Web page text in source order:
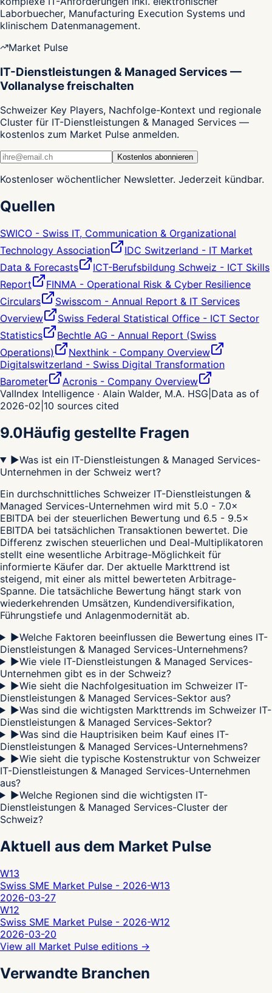
Laborbuecher, Manufacturing Execution Systems und
klinischem Datenmanagement.
Market Pulse
IT-Dienstleistungen & Managed Services —
Vollanalyse freischalten
Schweizer Key Players, Nachfolge-Kontext und regionale
Cluster für IT-Dienstleistungen & Managed Services —
kostenlos zum Market Pulse anmelden.
Kostenlos abonnieren
Kostenloser wöchentlicher Newsletter. Jederzeit kündbar.
Quellen
SWICO - Swiss IT, Communication & Organizational
Technology Association
IDC Switzerland - IT Market
Data & Forecasts
ICT-Berufsbildung Schweiz - ICT Skills
Report
FINMA - Operational Risk & Cyber Resilience
Circulars
Swisscom - Annual Report & IT Services
Overview
Swiss Federal Statistical Office - ICT Sector
Statistics
Bechtle AG - Annual Report (Swiss
Operations)
Nexthink - Company Overview
Digitalswitzerland - Swiss Digital Transformation
Barometer
Acronis - Company Overview
ValIndex Intelligence · Alain Walder, M.A. HSG Data as of
2026-02 10 sources cited
9.0Häufig gestellte Fragen
▶Was ist ein IT-Dienstleistungen & Managed Services-
Unternehmen in der Schweiz wert?
Ein durchschnittliches Schweizer IT-Dienstleistungen &
Managed Services-Unternehmen wird mit 5.0 - 7.0×
EBITDA bei der steuerlichen Bewertung und 6.5 - 9.5×
EBITDA bei tatsächlichen Transaktionen bewertet. Die
Differenz zwischen steuerlichen und Deal-Multiplikatoren
stellt eine wesentliche Arbitrage-Möglichkeit für
informierte Käufer dar. Der aktuelle Markttrend ist
steigend, mit einer als mittel bewerteten Arbitrage-
Spanne. Die tatsächliche Bewertung hängt stark von
wiederkehrenden Umsätzen, Kundendiversifikation,
Führungstiefe und Anlagenmodernität ab.
▶Welche Faktoren beeinflussen die Bewertung eines IT-
Dienstleistungen & Managed Services-Unternehmens?
▶Wie viele IT-Dienstleistungen & Managed Services-
Unternehmen gibt es in der Schweiz?
▶Wie sieht die Nachfolgesituation im Schweizer IT-
Dienstleistungen & Managed Services-Sektor aus?
▶Was sind die wichtigsten Markttrends im Schweizer IT-
Dienstleistungen & Managed Services-Sektor?
▶Was sind die Hauptrisiken beim Kauf eines IT-
Dienstleistungen & Managed Services-Unternehmens?
▶Wie sieht die typische Kostenstruktur von Schweizer
IT-Dienstleistungen & Managed Services-Unternehmen
aus?
▶Welche Regionen sind die wichtigsten IT-
Dienstleistungen & Managed Services-Cluster der
Schweiz?
Aktuell aus dem Market Pulse
W13
Swiss SME Market Pulse - 2026-W13
2026-03-27
W12
Swiss SME Market Pulse - 2026-W12
2026-03-20
View all Market Pulse editions →
Verwandte Branchen